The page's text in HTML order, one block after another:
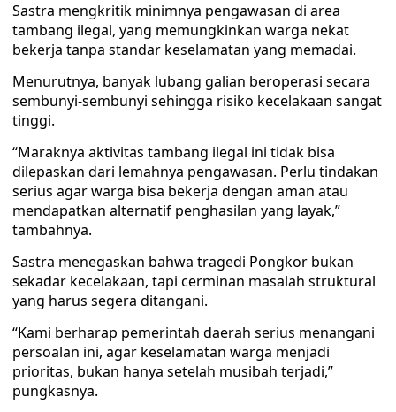
Sastra mengkritik minimnya pengawasan di area
tambang ilegal, yang memungkinkan warga nekat
bekerja tanpa standar keselamatan yang memadai.
Menurutnya, banyak lubang galian beroperasi secara
sembunyi-sembunyi sehingga risiko kecelakaan sangat
tinggi.
“Maraknya aktivitas tambang ilegal ini tidak bisa
dilepaskan dari lemahnya pengawasan. Perlu tindakan
serius agar warga bisa bekerja dengan aman atau
mendapatkan alternatif penghasilan yang layak,”
tambahnya.
Sastra menegaskan bahwa tragedi Pongkor bukan
sekadar kecelakaan, tapi cerminan masalah struktural
yang harus segera ditangani.
“Kami berharap pemerintah daerah serius menangani
persoalan ini, agar keselamatan warga menjadi
prioritas, bukan hanya setelah musibah terjadi,”
pungkasnya.